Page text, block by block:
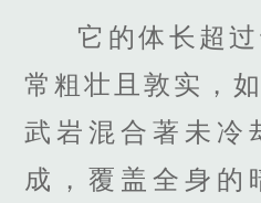
它的体长超
常粗壮且敦实，
武岩混合著未冷
成，覆盖全身的